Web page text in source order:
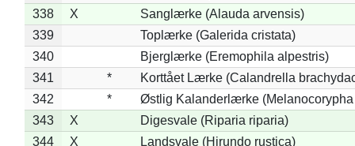
338
X
Sanglærke (Alauda arvensis)
339
Toplærke (Galerida cristata)
340
Bjerglærke (Eremophila alpestris)
341
*
Korttået Lærke (Calandrella
342
*
Østlig Kalanderlærke (Melanocorypha
343
X
Digesvale (Riparia riparia)
344
X
Landsvale (Hirundo rustica)